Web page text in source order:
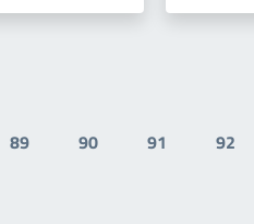
Page
89
Page
90
Page
91
Page
92